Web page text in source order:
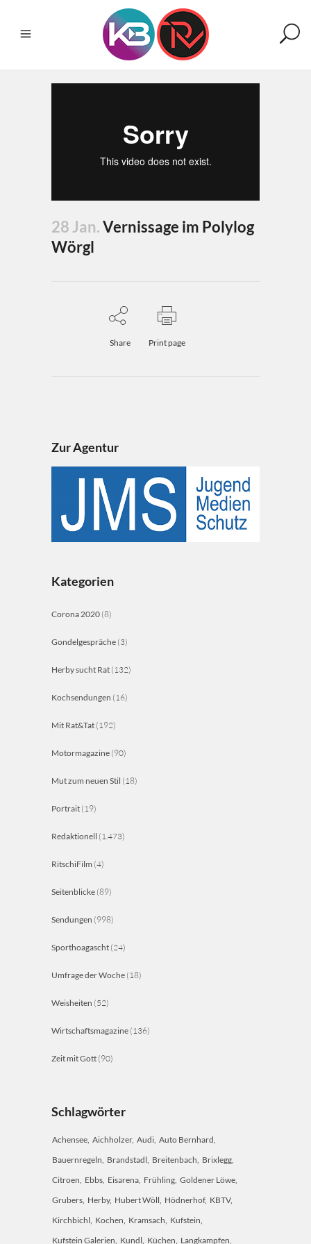
28 Jan.Vernissage im Polylog
Wörgl
Share Print page
Zur Agentur
Kategorien
Corona 2020 (8)
Gondelgespräche (3)
Herby sucht Rat (132)
Kochsendungen (16)
Mit Rat&Tat (192)
Motormagazine (90)
Mut zum neuen Stil (18)
Portrait (19)
Redaktionell (1.473)
RitschiFilm (4)
Seitenblicke (89)
Sendungen (998)
Sporthoagascht (24)
Umfrage der Woche (18)
Weisheiten (52)
Wirtschaftsmagazine (136)
Zeit mit Gott (90)
Schlagwörter
Achensee Aichholzer Audi Auto Bernhard
Bauernregeln Brandstadl Breitenbach Brixlegg
Citroen Ebbs Eisarena Frühling Goldener Löwe
Grubers Herby Hubert Wöll Hödnerhof KBTV
Kirchbichl Kochen Kramsach Kufstein
Kufstein Galerien Kundl Küchen Langkampfen